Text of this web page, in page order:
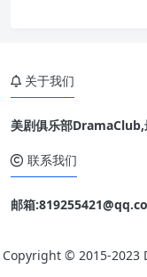
关于我们
美剧俱乐部
联系我们
邮箱
Copyright © 2015-2023